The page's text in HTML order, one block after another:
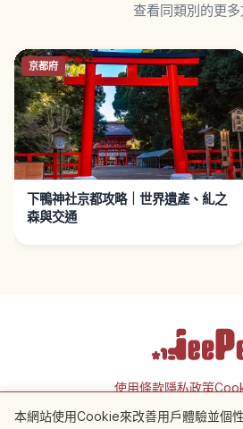
查看同類別的更
京都府
下鴨神社京都攻略｜世界遺產、糺之
森與交通
使用條款隱私政策
本網站使用Cookie來改善用戶體驗並個